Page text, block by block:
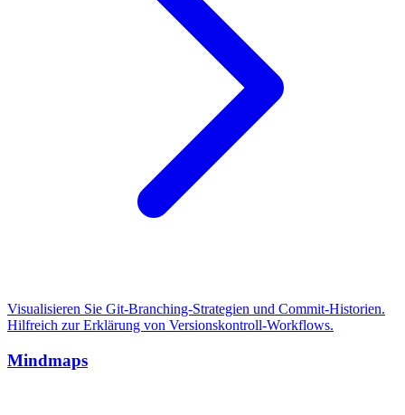
Visualisieren Sie Git-Branching-Strategien und Commit-Historien.
Hilfreich zur Erklärung von Versionskontroll-Workflows.
Mindmaps